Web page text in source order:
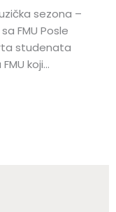
sezona –
FMU Posle
studenata
koji...